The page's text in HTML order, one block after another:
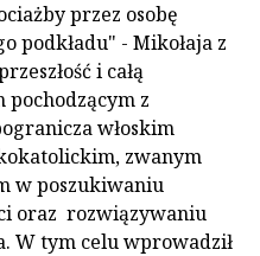
przez osobę
podkładu" - Mikołaja z
i całą
pochodzącym z
włoskim
zwanym
w poszukiwaniu
oraz rozwiązywaniu
W tym celu wprowadził